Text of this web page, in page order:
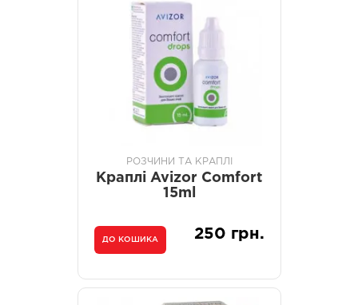
РОЗЧИНИ ТА КРАПЛІ
Краплі Avizor Comfort
15ml
ДО КОШИКА 250 грн.